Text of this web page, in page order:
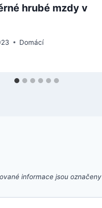
hrubé mzdy v
Domácí
informace jsou označeny